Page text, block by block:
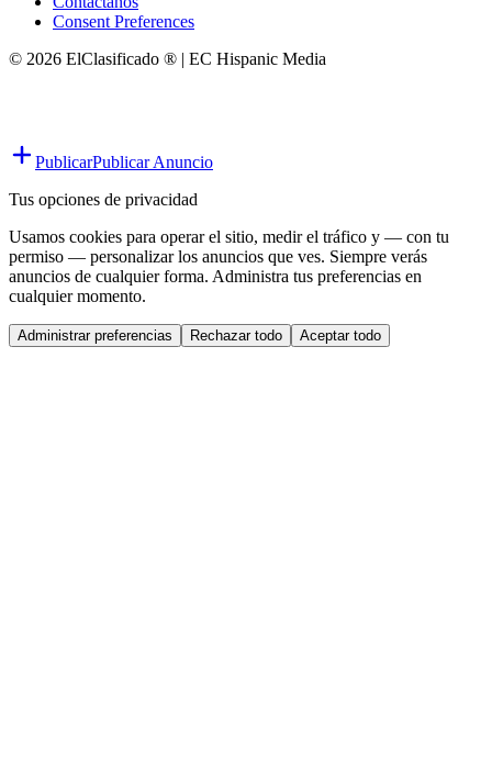
Consent Preferences
© 2026 ElClasificado ® | EC Hispanic Media
PublicarPublicar Anuncio
Tus opciones de privacidad
Usamos cookies para operar el sitio, medir el tráfico y — con tu
permiso — personalizar los anuncios que ves. Siempre verás
anuncios de cualquier forma. Administra tus preferencias en
cualquier momento.
Administrar preferencias Rechazar todo Aceptar todo